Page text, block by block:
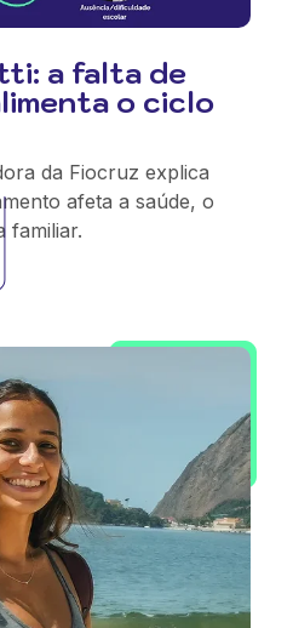
a falta de
o ciclo
da Fiocruz explica
afeta a saúde, o
familiar.